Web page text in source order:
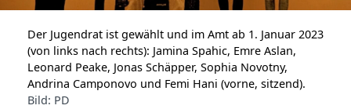
Der Jugendrat ist gewählt und im Amt ab 1. Januar 2023
(von links nach rechts): Jamina Spahic, Emre Aslan,
Leonard Peake, Jonas Schäpper, Sophia Novotny,
Andrina Camponovo und Femi Hani (vorne, sitzend).
Bild: PD